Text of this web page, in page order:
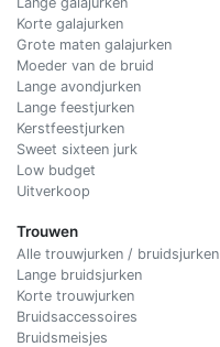
Korte galajurken
Grote maten galajurken
Moeder van de bruid
Lange avondjurken
Lange feestjurken
Kerstfeestjurken
Sweet sixteen jurk
Low budget
Uitverkoop
Trouwen
Alle trouwjurken / bruidsjurken
Lange bruidsjurken
Korte trouwjurken
Bruidsaccessoires
Bruidsmeisjes